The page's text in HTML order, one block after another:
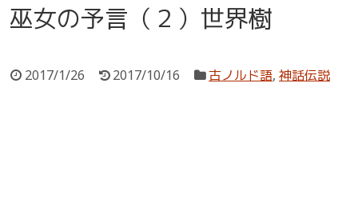
巫女の予言（２）世界樹
2017/1/26 2017/10/16 古ノルド語,神話伝説